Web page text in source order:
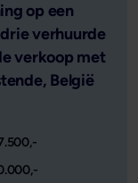
op een
verhuurde
verkoop met
België